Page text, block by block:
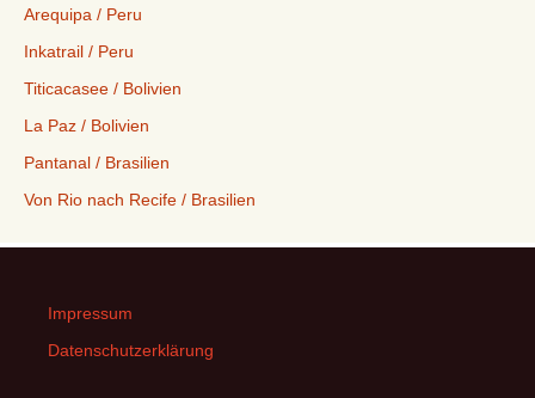
Arequipa / Peru
Inkatrail / Peru
Titicacasee / Bolivien
La Paz / Bolivien
Pantanal / Brasilien
Von Rio nach Recife / Brasilien
Impressum
Datenschutzerklärung